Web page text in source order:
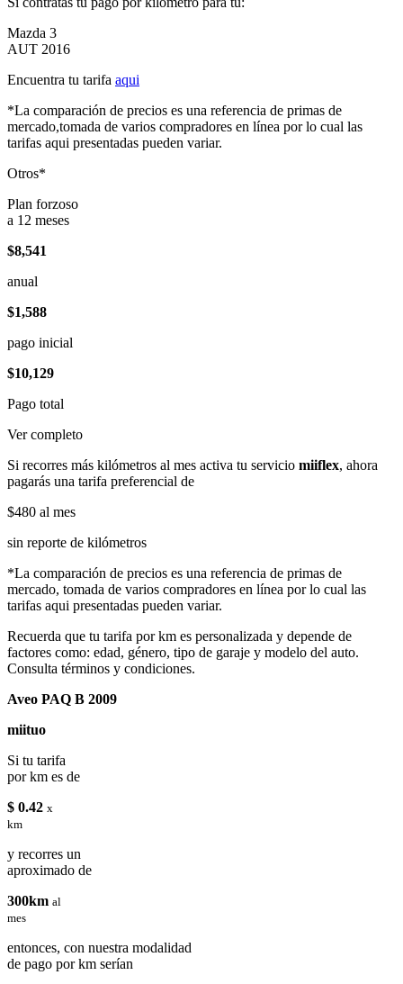
Mazda 3
AUT 2016
Encuentra tu tarifa aqui
*La comparación de precios es una referencia de primas de
mercado,tomada de varios compradores en línea por lo cual las
tarifas aqui presentadas pueden variar.
Otros*
Plan forzoso
a 12 meses
$8,541
anual
$1,588
pago inicial
$10,129
Pago total
Ver completo
Si recorres más kilómetros al mes activa tu servicio miiflex, ahora
pagarás una tarifa preferencial de
$480 al mes
sin reporte de kilómetros
*La comparación de precios es una referencia de primas de
mercado, tomada de varios compradores en línea por lo cual las
tarifas aqui presentadas pueden variar.
Recuerda que tu tarifa por km es personalizada y depende de
factores como: edad, género, tipo de garaje y modelo del auto.
Consulta términos y condiciones.
Aveo PAQ B 2009
miituo
Si tu tarifa
por km es de
$ 0.42 x
km
y recorres un
aproximado de
300km al
mes
entonces, con nuestra modalidad
de pago por km serían